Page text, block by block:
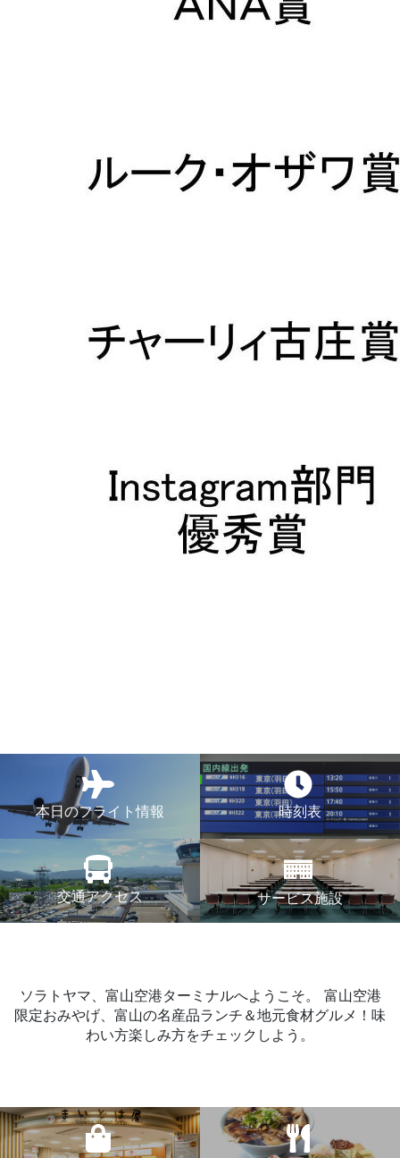
本日のフライト情報 時刻表
交通アクセス サービス施設
ソラトヤマ、富山空港ターミナルへようこそ。
富山空港
限定おみやげ、富山の名産品ランチ＆地元食材グルメ！味
わい方楽しみ方をチェックしよう。